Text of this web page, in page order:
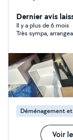
selon la
les choses bien.
Dernier avis
Il y a plus de 6 mois
Très sympa,
Déménagement
Voir